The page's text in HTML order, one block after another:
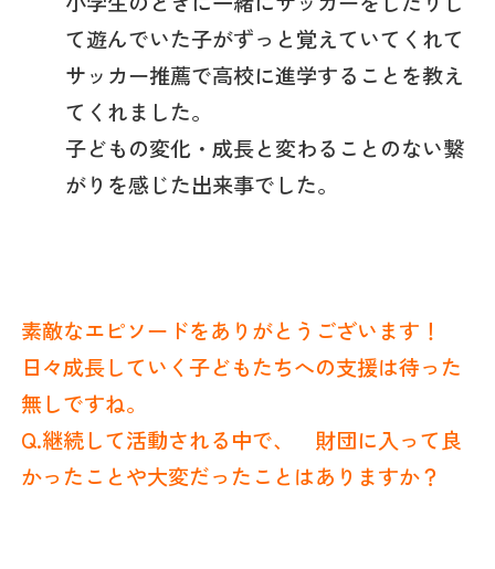
て遊んでいた子がずっと覚えていてくれて
サッカー推薦で高校に進学することを教え
てくれました。
子どもの変化・成長と変わることのない繋
がりを感じた出来事でした。
素敵なエピソードをありがとうございます！
日々成長していく子どもたちへの支援は待った
無しですね。
Q.継続して活動される中で、
財団に入って良
かったことや大変だったことはありますか？